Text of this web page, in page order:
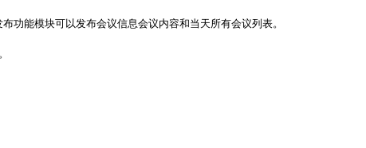
功能模块可以发布会议信息会议内容和当天所有会议列表。